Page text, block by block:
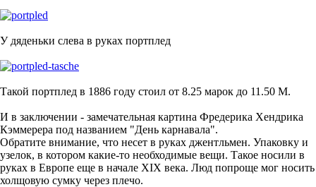
У дяденьки слева в руках портплед
Такой портплед в 1886 году стоил от 8.25 марок до 11.50 М.
И в заключении - замечательная картина Фредерика Хендрика
Кэммерера под названием "День карнавала".
Обратите внимание, что несет в руках джентльмен. Упаковку и
узелок, в котором какие-то необходимые вещи. Такое носили в
руках в Европе еще в начале XIX века. Люд попроще мог носить
холщовую сумку через плечо.